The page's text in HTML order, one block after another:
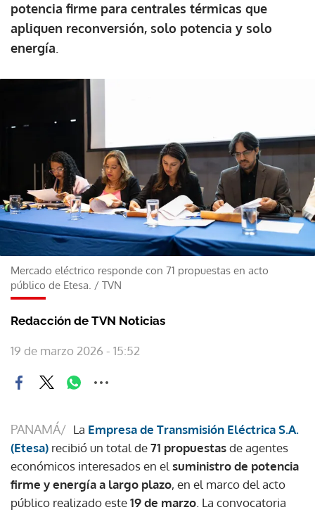
potencia firme para centrales térmicas que
apliquen reconversión, solo potencia y solo
energía
Mercado eléctrico responde con 71 propuestas en acto
público de Etesa. / TVN
Redacción de TVN Noticias
19 de marzo 2026 - 15:52
PANAMÁ/ La Empresa de Transmisión Eléctrica S.A.
(Etesa) recibió un total de71 propuestasde agentes
económicos interesados en el suministro de potencia
firme y energía a largo plazo, en el marco del acto
público realizado este19 de marzo . La convocatoria